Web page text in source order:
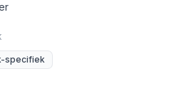
specifiek